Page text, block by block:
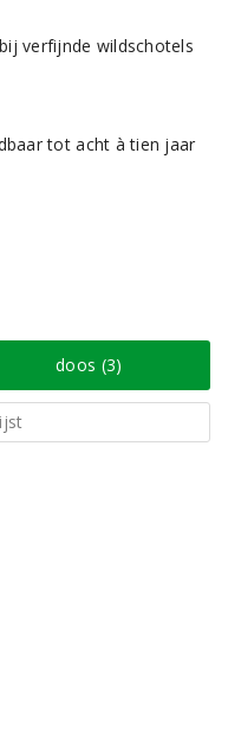
verfijnde wildschotels
tot acht à tien jaar
doos (3)